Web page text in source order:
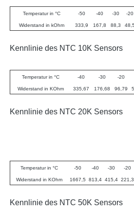
Temperatur in °C -50 -40 -30 -20
Widerstand in kOhm 333,9 167,8 88,3 48,5
Kennlinie des NTC 10K Sensors
Temperatur in °C -40 -30 -20
Widerstand in KOhm 335,67 176,68 96,79
Kennlinie des NTC 20K Sensors
Temperatur in °C -50 -40 -30 -20
Widerstand in KOhm 1667,5 813,4 415,4 221,3
Kennlinie des NTC 50K Sensors